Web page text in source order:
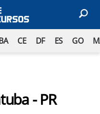
CE DF ES GO
- PR